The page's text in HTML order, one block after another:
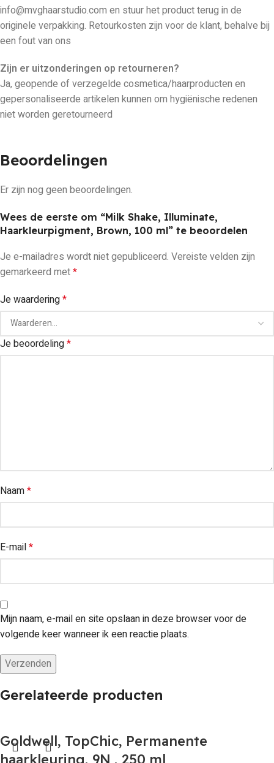
info@mvghaarstudio.com en stuur het product terug in de
originele verpakking. Retourkosten zijn voor de klant, behalve bij
een fout van ons
Zijn er uitzonderingen op retourneren?
Ja, geopende of verzegelde cosmetica/haarproducten en
gepersonaliseerde artikelen kunnen om hygiënische redenen
niet worden geretourneerd
Beoordelingen
Er zijn nog geen beoordelingen.
Wees de eerste om “Milk Shake, Illuminate,
Haarkleurpigment, Brown, 100 ml” te beoordelen
Je e-mailadres wordt niet gepubliceerd. Vereiste velden zijn
gemarkeerd met*
Je waardering*
Je beoordeling*
Naam*
E-mail*
Mijn naam, e-mail en site opslaan in deze browser voor de
volgende keer wanneer ik een reactie plaats.
Gerelateerde producten
Goldwell, TopChic, Permanente
haarkleuring, 9N , 250 ml